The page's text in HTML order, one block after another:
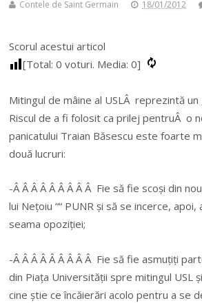
Contele de Saint Germain 18/01/2012
Scorul acestui articol
[Total:0 voturi. Media:0]
Mitingul de mâine al USLÂ reprezintă
Riscul de a fi folosit ca prilej pentruÂ o
panicatului Traian Băsescu este foarte
două lucruri:
-Â Â Â Â Â Â Â Â Â Fie să fie scoși din
lui Nețoiu ““ PUNR și să se incerce,
seama opoziției;
-Â Â Â Â Â Â Â Â Â Fie să fie asmuțiți
din Piața Universității spre mitingul USL
cine știe ce încăierări acolo pentru a se